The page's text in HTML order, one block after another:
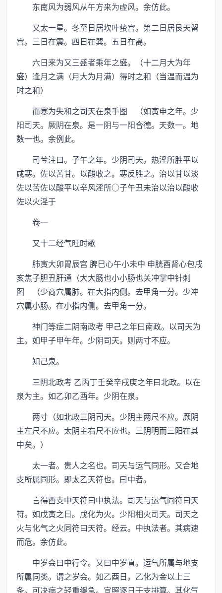
东南风为弱风从午方来为虚风。余仿此。
又太一星。冬至日居坎叶蛰宫。第二日居艮天留
宫。三日在震。四日在巽。五日在离。
六日来为又三盛者乘年之盛。（十二月大为年
盛）逢月之满（月大为月满）得时之和（当温而温为
时之和）
而寒为失和之司天在泉手图 （如寅申之年。少
阳司天。厥阴在泉。是一阴与一阳合德。天数一。地
数一也。余例此。
司兮注曰。子午之年。少阴司天。热淫所胜平以
咸寒。佐以苦甘。以酸收之。寒反胜之。治以甘以淡
佐以苦佐以酸平以辛风淫所○子午丑未治以治以酸收
佐以火淫于
卷一
又十二经气旺时歌
肺寅大卯胃辰宫 脾巳心午小未中 申胱酉肾心包戌
亥焦子胆丑肝通（大大肠也小小肠也关冲掌中针刺
图 （少商穴属肺。在大指内侧。去甲角一分。少冲
穴属小肠。在小指内侧。去甲角一分。
神门等症二阴南政考 甲己之年曰南政。以司天为
主。如甲子甲午年。少阴司天。则两寸不应。
知己泉。
三阴北政考 乙丙丁壬癸辛戌庚之年曰北政。以在
泉为主。如乙卯乙酉年。少阴在泉。
两寸（如北政三阴司天。少阴主两尺不应。厥阴
主左尺不应。太阴主右尺不应也。三阴明而三阳在其
中矣。）
太一者。贵人之名也。司天与运气同形。又合地
支所属同形。即太乙天符也。曰中者。
言得酉支中天符曰中执法。司天与运气同符曰天
符。如戊寅之日。戊化为火。少阳相火司天。司天之
火与化气之火同符曰天符。经云。中执法者。其病速
而危。余仿此。
中岁会曰中行令。又曰中岁直。运气所属与地支
所属同类。谓之岁会。如乙酉日。乙化为金以上三
条。可决病之轻重缓急。宜照逐日干支排算。其化气